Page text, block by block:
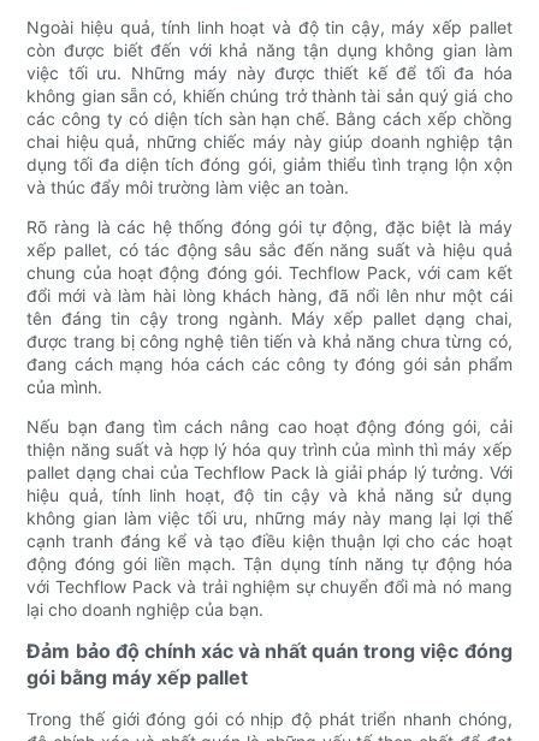
Ngoài hiệu quả, tính linh hoạt và độ tin cậy, máy xếp pallet
còn được biết đến với khả năng tận dụng không gian làm
việc tối ưu. Những máy này được thiết kế để tối đa hóa
không gian sẵn có, khiến chúng trở thành tài sản quý giá cho
các công ty có diện tích sàn hạn chế. Bằng cách xếp chồng
chai hiệu quả, những chiếc máy này giúp doanh nghiệp tận
dụng tối đa diện tích đóng gói, giảm thiểu tình trạng lộn xộn
và thúc đẩy môi trường làm việc an toàn.
Rõ ràng là các hệ thống đóng gói tự động, đặc biệt là máy
xếp pallet, có tác động sâu sắc đến năng suất và hiệu quả
chung của hoạt động đóng gói. Techflow Pack, với cam kết
đổi mới và làm hài lòng khách hàng, đã nổi lên như một cái
tên đáng tin cậy trong ngành. Máy xếp pallet dạng chai,
được trang bị công nghệ tiên tiến và khả năng chưa từng có,
đang cách mạng hóa cách các công ty đóng gói sản phẩm
của mình.
Nếu bạn đang tìm cách nâng cao hoạt động đóng gói, cải
thiện năng suất và hợp lý hóa quy trình của mình thì máy xếp
pallet dạng chai của Techflow Pack là giải pháp lý tưởng. Với
hiệu quả, tính linh hoạt, độ tin cậy và khả năng sử dụng
không gian làm việc tối ưu, những máy này mang lại lợi thế
cạnh tranh đáng kể và tạo điều kiện thuận lợi cho các hoạt
động đóng gói liền mạch. Tận dụng tính năng tự động hóa
với Techflow Pack và trải nghiệm sự chuyển đổi mà nó mang
lại cho doanh nghiệp của bạn.
Đảm bảo độ chính xác và nhất quán trong việc đóng
gói bằng máy xếp pallet
Trong thế giới đóng gói có nhịp độ phát triển nhanh chóng,